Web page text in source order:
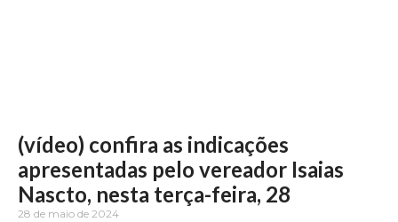
(vídeo) confira as indicações
apresentadas pelo vereador Isaias
Nascto, nesta terça-feira, 28
28 de maio de 2024